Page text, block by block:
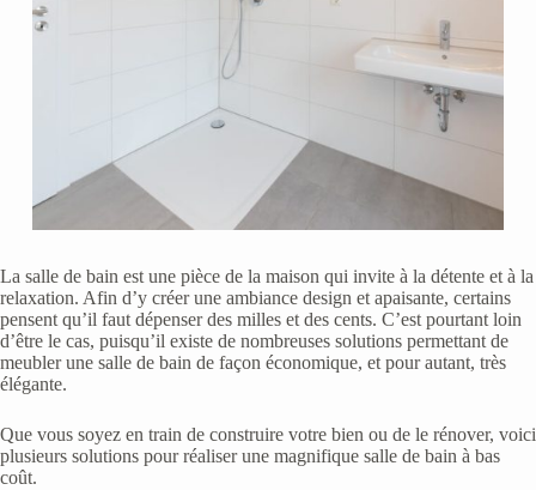
La salle de bain est une pièce de la maison qui invite à la détente et à la
relaxation. Afin d’y créer une ambiance design et apaisante, certains
pensent qu’il faut dépenser des milles et des cents. C’est pourtant loin
d’être le cas, puisqu’il existe de nombreuses solutions permettant de
meubler une salle de bain de façon économique, et pour autant, très
élégante.
Que vous soyez en train de construire votre bien ou de le rénover, voici
plusieurs solutions pour réaliser une magnifique salle de bain à bas
coût.